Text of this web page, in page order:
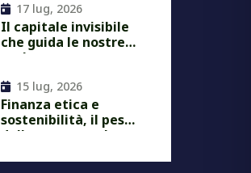
17 lug, 2026
Il capitale invisibile
che guida le nostre
scelte
15 lug, 2026
Finanza etica e
sostenibilità, il peso
delle nostre scelte